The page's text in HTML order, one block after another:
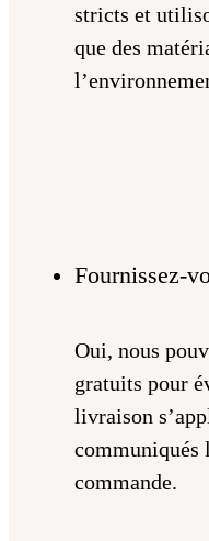
stricts et
que des
Fournissez-
Oui, nous
gratuits pour
livraison
communiqués
commande.